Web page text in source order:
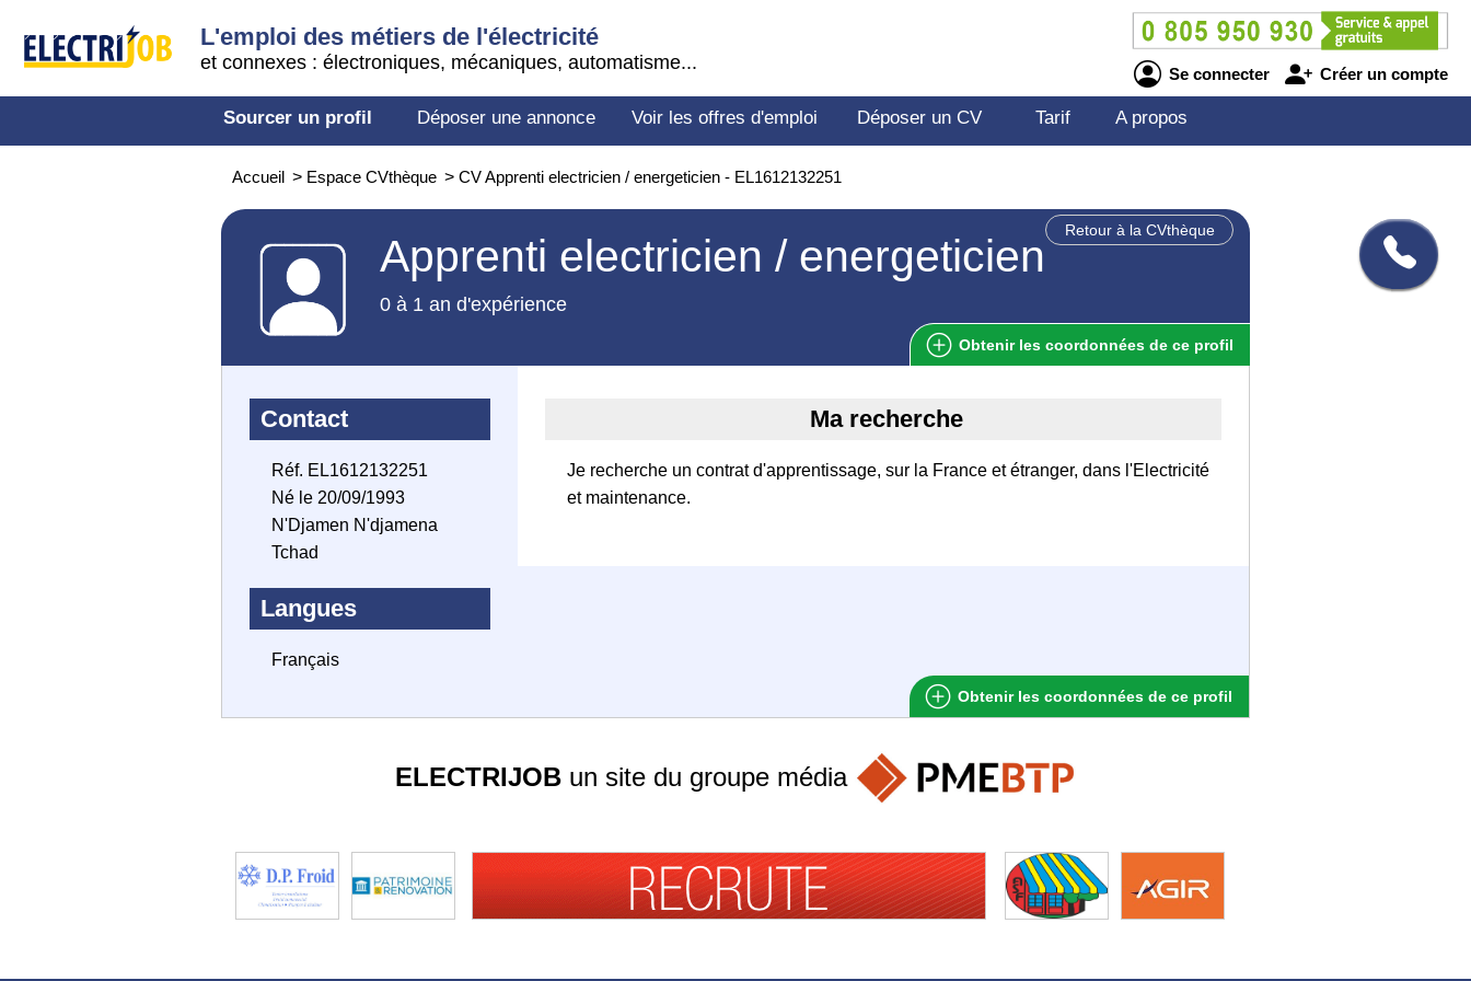
L'emploi des métiers de l'électricité
et connexes : électroniques, mécaniques, automatisme...
Se connecter Créer un compte
Sourcer un profil Déposer une annonce Voir les offres d'emploi Déposer un CV Tarif A propos
Accueil > Espace CVthèque > CV Apprenti electricien / energeticien - EL1612132251
Retour à la CVthèque
Apprenti electricien / energeticien
0 à 1 an d'expérience
Obtenir les coordonnées de ce profil
Contact
Réf. EL1612132251
Né le 20/09/1993
N'Djamen N'djamena
Tchad
Langues
Français
Ma recherche
Je recherche un contrat d'apprentissage, sur la France et étranger, dans l'Electricité
et maintenance.
Obtenir les coordonnées de ce profil
ELECTRIJOBun site du groupe média